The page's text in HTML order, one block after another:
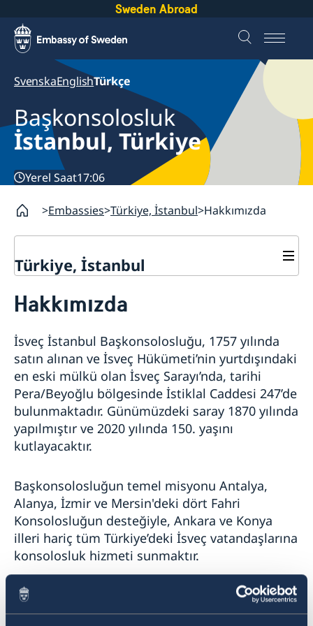
Sweden Abroad
SvenskaEnglishTürkçe
Başkonsolosluk
İstanbul, Türkiye
Yerel Saat17:06
Embassies Türkiye, İstanbul Hakkımızda
Türkiye, İstanbul
Vize ve Göç iletişim bilgileri
Hakkımızda
Başkonsolos
GDPR
Güncel
Hakkımızda
İsveç İstanbul Başkonsolosluğu, 1757 yılında
satın alınan ve İsveç Hükümeti’nin yurtdışındaki
en eski mülkü olan İsveç Sarayı’nda, tarihi
Pera/Beyoğlu bölgesinde İstiklal Caddesi 247’de
bulunmaktadır. Günümüzdeki saray 1870 yılında
yapılmıştır ve 2020 yılında 150. yaşını
kutlayacaktır.
Başkonsolosluğun temel misyonu Antalya,
Alanya, İzmir ve Mersin'deki dört Fahri
Konsolosluğun desteğiyle, Ankara ve Konya
illeri hariç tüm Türkiye’deki İsveç vatandaşlarına
konsolosluk hizmeti sunmaktır.
İsveç Hükümeti’ni İstanbul’da temsil etmenin
yanı sıra, Konsolosluğun ana faaliyet alanları